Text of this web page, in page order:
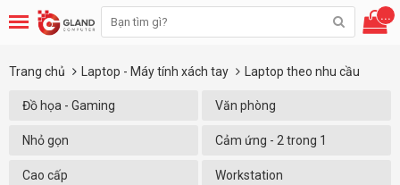
...
Trang chủ Laptop - Máy tính xách tay Laptop theo nhu cầu
Đồ họa - Gaming Văn phòng
Nhỏ gọn Cảm ứng - 2 trong 1
Cao cấp Workstation